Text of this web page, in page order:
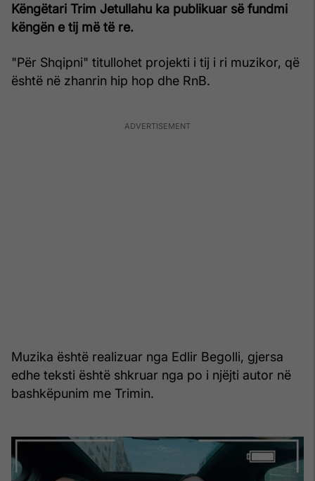
Këngëtari Trim Jetullahu ka publikuar së fundmi
këngën e tij më të re.
"Për Shqipni" titullohet projekti i tij i ri muzikor, që
është në zhanrin hip hop dhe RnB.
Muzika është realizuar nga Edlir Begolli, gjersa
edhe teksti është shkruar nga po i njëjti autor në
bashkëpunim me Trimin.